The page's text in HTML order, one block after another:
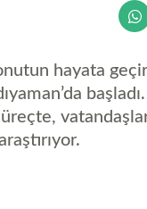
hayata